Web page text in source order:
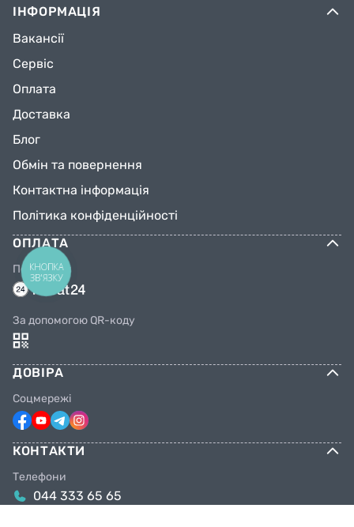
ІНФОРМАЦІЯ
Вакансії
Сервіс
Оплата
Доставка
Блог
Обмін та повернення
Контактна інформація
Політика конфіденційності
ОПЛАТА
Переказом
За допомогою QR-коду
ДОВІРА
Соцмережі
КОНТАКТИ
Телефони
044 333 65 65
КНОПКА
ЗВ'ЯЗКУ